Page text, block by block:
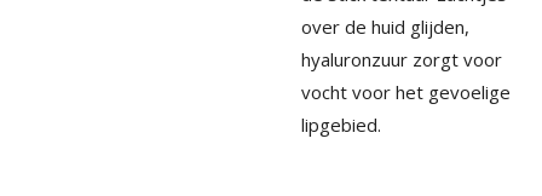
over de huid glijden,
hyaluronzuur zorgt voor
vocht voor het gevoelige
lipgebied.